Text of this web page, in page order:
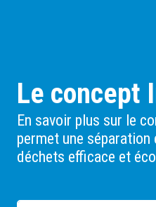
Le concept
En savoir plus sur le
permet une
déchets efficace et